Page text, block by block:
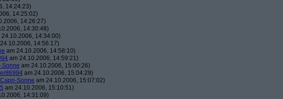
14:24:23)
14:25:02)
14:26:27)
14:30:48)
24.10.2006, 14:34:00)
14:56:17)
am 24.10.2006, 14:58:10)
am 24.10.2006, 14:59:21)
Sonne am 24.10.2006, 15:00:26)
am 24.10.2006, 15:04:29)
Capri-Sonne am 24.10.2006, 15:07:02)
am 24.10.2006, 15:10:51)
14:31:09)